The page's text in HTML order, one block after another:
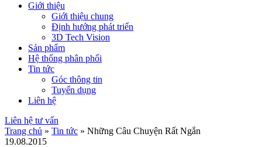
Giới thiệu
Giới thiệu chung
Định hướng phát triển
3D Tech Vision
Sản phẩm
Hệ thống phân phối
Tin tức
Góc thông tin
Tuyển dụng
Liên hệ
Liên hệ tư vấn
Trang chủ » Tin tức » Những Câu Chuyện Rất Ngắn
19.08.2015